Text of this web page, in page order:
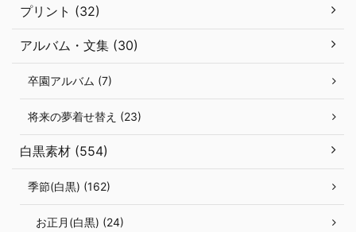
プリント (32)
アルバム・文集 (30)
卒園アルバム (7)
将来の夢着せ替え (23)
白黒素材 (554)
季節(白黒) (162)
お正月(白黒) (24)